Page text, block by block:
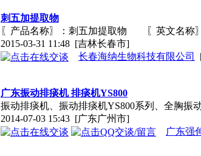
刺五加提取物
〖产品名称〗：刺五加提取物 〖英文名称
2015-03-31 11:48 [吉林长春市]
长春海纳生物科技有限公司
广东振动排痰机 排痰机YS800
振动排痰机、振动排痰机YS800系列、全胸振
2014-07-03 15:43 [广东广州市]
广东强